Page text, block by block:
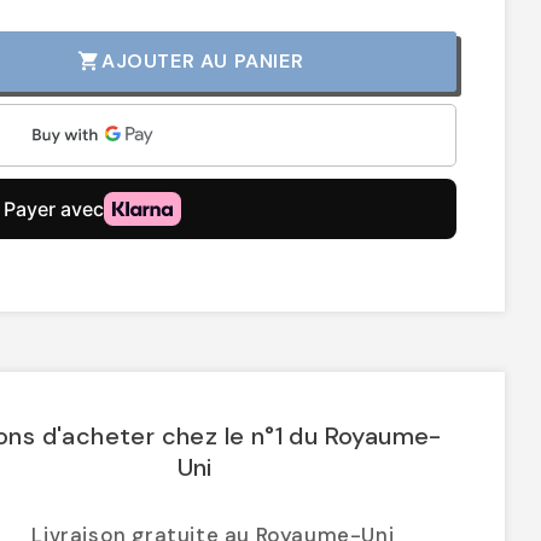
shopping_cartAJOUTER AU PANIER
d'acheter chez le n°1 du Royaume-
Uni
Livraison gratuite au Royaume-Uni